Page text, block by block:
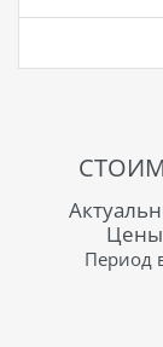
опыт в
желающих
ресторанах
алкогольных
Цены
Период